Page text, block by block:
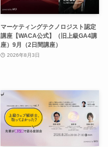
マーケティングテクノロジスト認定
講座【WACA公式】（旧上級GA4講
座）9月（2日間講座）
2026年8月3日